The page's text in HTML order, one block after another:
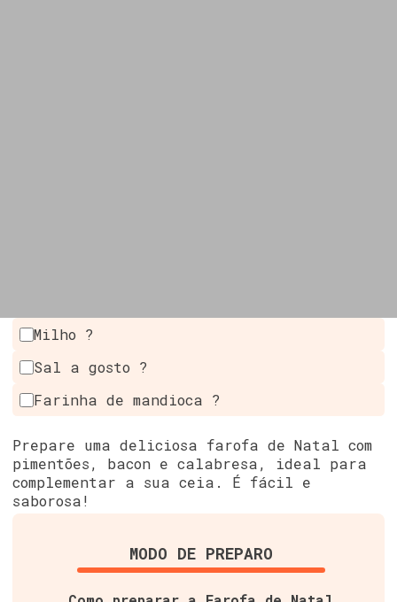
Milho ?
Sal a gosto ?
Farinha de mandioca ?
Prepare uma deliciosa farofa de Natal com
pimentões, bacon e calabresa, ideal para
complementar a sua ceia. É fácil e
saborosa!
MODO DE PREPARO